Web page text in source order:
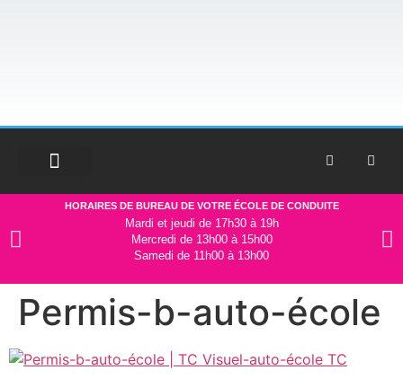
HORAIRES DE BUREAU DE VOTRE ÉCOLE DE CONDUITE
Mardi et jeudi de 17h30 à 19h
Mercredi de 13h00 à 15h00
Samedi de 11h00 à 13h00
Permis-b-auto-école